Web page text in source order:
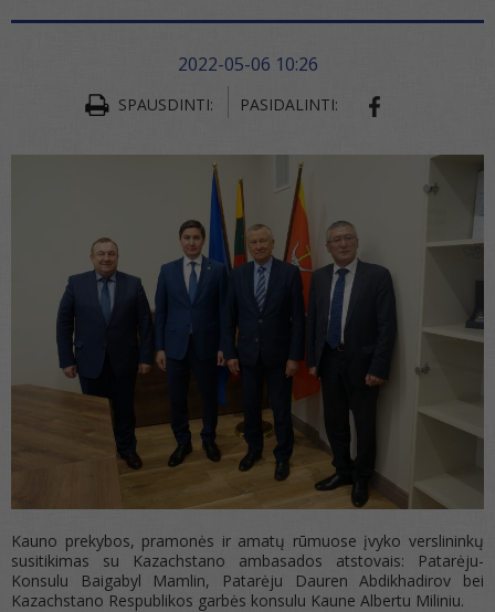
2022-05-06 10:26
SPAUSDINTI: PASIDALINTI:
Kauno prekybos, pramonės ir amatų rūmuose įvyko verslininkų
susitikimas su Kazachstano ambasados atstovais: Patarėju-
Konsulu Baigabyl Mamlin, Patarėju Dauren Abdikhadirov bei
Kazachstano Respublikos garbės konsulu Kaune Albertu Miliniu.